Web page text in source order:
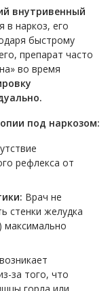
внутривенный
в наркоз, его
быстрому
препарат часто
во время
под наркозом:
рефлекса от
Врач не
стенки желудка
максимально
за того, что